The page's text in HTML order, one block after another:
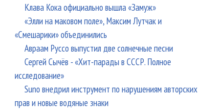
Клава Кока официально вышла «Замуж»
«Элли на маковом поле», Максим Лутчак и
«Смешарики» объединились
Авраам Руссо выпустил две солнечные песни
Сергей Сычёв - «Хит-парады в СССР. Полное
исследование»
Suno внедрил инструмент по нарушениям авторских
прав и новые водяные знаки